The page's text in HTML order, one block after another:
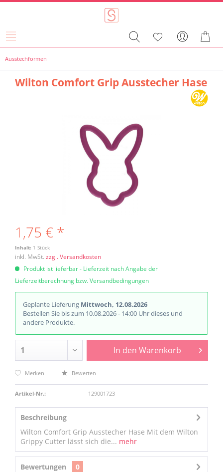
Ausstechformen
Wilton Comfort Grip Ausstecher Hase
1,75 € *
Inhalt: 1 Stück
inkl. MwSt. zzgl. Versandkosten
Produkt ist lieferbar - Lieferzeit nach Angabe der
Lieferzeitberechnung bzw. Versandbedingungen
Geplante Lieferung Mittwoch, 12.08.2026
Bestellen Sie bis zum 10.08.2026 - 14:00 Uhr dieses und
andere Produkte.
In den Warenkorb
Merken Bewerten
Artikel-Nr.: 129001723
Beschreibung
Wilton Comfort Grip Ausstecher Hase Mit dem Wilton
Grippy Cutter lässt sich die... mehr
Bewertungen
0